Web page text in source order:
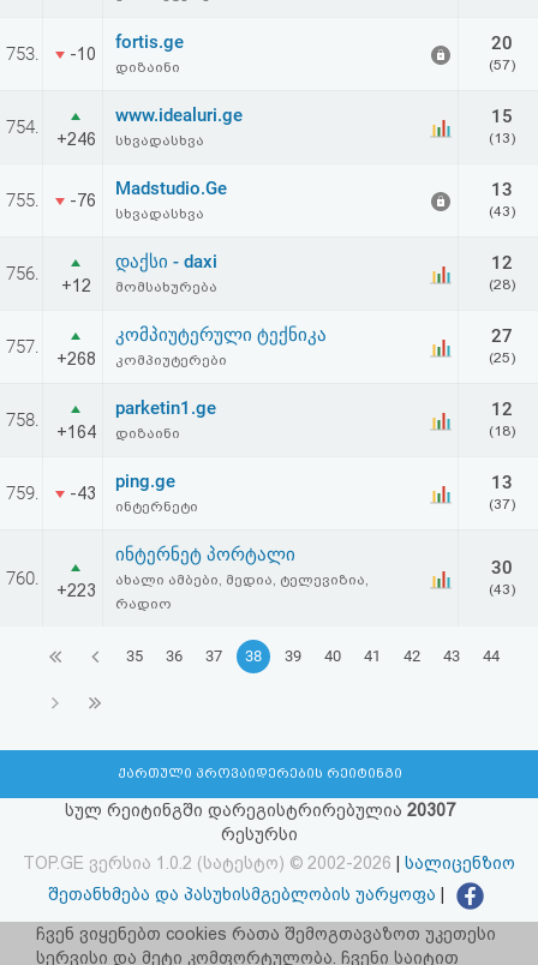
753. -10
fortis.ge
დიზაინი
20
(57)
754.
+246
www.idealuri.ge
სხვადასხვა
15
(13)
755. -76
Madstudio.Ge
სხვადასხვა
13
(43)
756.
+12
დაქსი - daxi
მომსახურება
12
(28)
757.
+268
კომპიუტერული ტექნიკა
კომპიუტერები
27
(25)
758.
+164
parketin1.ge
დიზაინი
12
(18)
759. -43
ping.ge
ინტერნეტი
13
(37)
760.
+223
ინტერნეტ პორტალი
ახალი ამბები, მედია, ტელევიზია,
რადიო
30
(43)
35 36 37 38 39 40 41 42 43 44
ქართული პროვაიდერების რეიტინგი
სულ რეიტინგში დარეგისტრირებულია 20307
რესურსი
TOP.GE ვერსია 1.0.2 (სატესტო) © 2002-2026
სალიცენზიო
შეთანხმება და პასუხისმგებლობის უარყოფა
facebook.com/TOP.GE
იხილეთ TOP.GE - ის ძველი ვერსია ბმულზე
ჩვენ ვიყენებთ cookies რათა შემოგთავაზოთ უკეთესი
სერვისი და მეტი კომფორტულობა. ჩვენი საიტით